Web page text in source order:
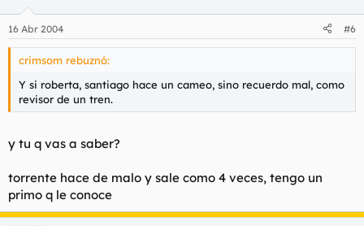
16 Abr 2004 #6
crimsom rebuznó:
Y si roberta, santiago hace un cameo, sino recuerdo mal, como
revisor de un tren.
y tu q vas a saber?
torrente hace de malo y sale como 4 veces, tengo un
primo q le conoce